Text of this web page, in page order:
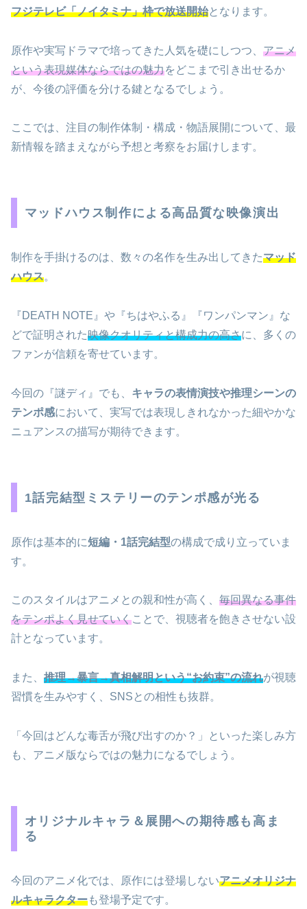
フジテレビ「ノイタミナ」枠で放送開始となります。
原作や実写ドラマで培ってきた人気を礎にしつつ、 アニメ
という表現媒体ならではの魅力をどこまで引き出せるか
が、今後の評価を分ける鍵となるでしょう。
ここでは、注目の制作体制・構成・物語展開について、最
新情報を踏まえながら予想と考察をお届けします。
マッドハウス制作による高品質な映像演出
制作を手掛けるのは、数々の名作を生み出してきたマッド
ハウス。
『DEATH NOTE』や『ちはやふる』『ワンパンマン』な
どで証明された映像クオリティと構成力の高さに、多くの
ファンが信頼を寄せています。
今回の『謎ディ』でも、 キャラの表情演技や推理シーンの
テンポ感において、実写では表現しきれなかった細やかな
ニュアンスの描写が期待できます。
1話完結型ミステリーのテンポ感が光る
原作は基本的に短編・1話完結型の構成で成り立っていま
す。
このスタイルはアニメとの親和性が高く、 毎回異なる事件
をテンポよく見せていくことで、視聴者を飽きさせない設
計となっています。
また、 推理→暴言→真相解明という“お約束”の流れが視聴
習慣を生みやすく、SNSとの相性も抜群。
「今回はどんな毒舌が飛び出すのか？」といった楽しみ方
も、アニメ版ならではの魅力になるでしょう。
オリジナルキャラ＆展開への期待感も高ま
る
今回のアニメ化では、原作には登場しないアニメオリジナ
ルキャラクターも登場予定です。